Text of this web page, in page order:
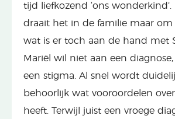
tijd liefkozend ‘ons
draait het in de familie maar om
wat is er toch aan de hand met
Mariël wil niet aan een
een stigma. Al snel wordt
behoorlijk wat vooroordelen
heeft. Terwijl juist een vroege